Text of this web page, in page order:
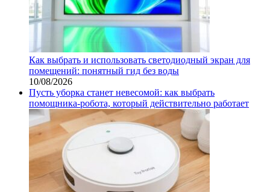
Как выбрать и использовать светодиодный экран для
помещений: понятный гид без воды
10/08/2026
Пусть уборка станет невесомой: как выбрать
помощника‑робота, который действительно работает